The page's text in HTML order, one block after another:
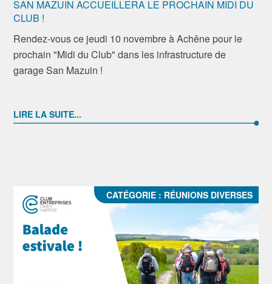
SAN MAZUIN ACCUEILLERA LE PROCHAIN MIDI DU
CLUB !
Rendez-vous ce jeudi 10 novembre à Achêne pour le
prochain "Midi du Club" dans les infrastructure de
garage San Mazuin !
LIRE LA SUITE...
CATÉGORIE : RÉUNIONS DIVERSES